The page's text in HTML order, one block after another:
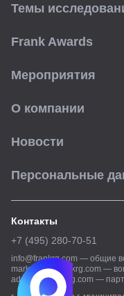
Темы
Frank Awards
Мероприятия
О компании
Новости
Персональные
Контакты
+7 (495) 280-70-51
общие
—
info@frankrg.com
—
marketing@frankrg.com
—
adsales@frankrg.com